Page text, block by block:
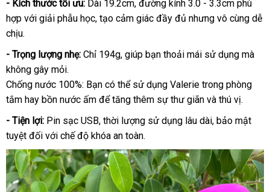
- Kích thước tối ưu: Dài 19.2cm, đường kính 3.0 - 3.3cm phù
hợp với giải phẫu học, tạo cảm giác đầy đủ nhưng vô cùng dễ
chịu.
- Trọng lượng nhẹ: Chỉ 194g, giúp bạn thoải mái sử dụng mà
không gây mỏi.
Chống nước 100%: Bạn có thể sử dụng Valerie trong phòng
tắm hay bồn nước ấm để tăng thêm sự thư giãn và thú vị.
- Tiện lợi: Pin sạc USB, thời lượng sử dụng lâu dài, bảo mật
tuyệt đối với chế độ khóa an toàn.